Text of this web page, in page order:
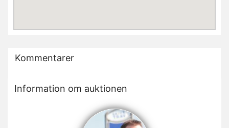
Kommentarer
Information om auktionen